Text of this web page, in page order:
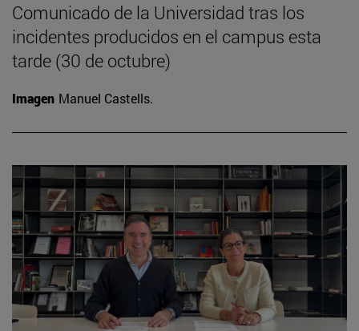
Comunicado de la Universidad tras los
incidentes producidos en el campus esta
tarde (30 de octubre)
Imagen Manuel Castells.